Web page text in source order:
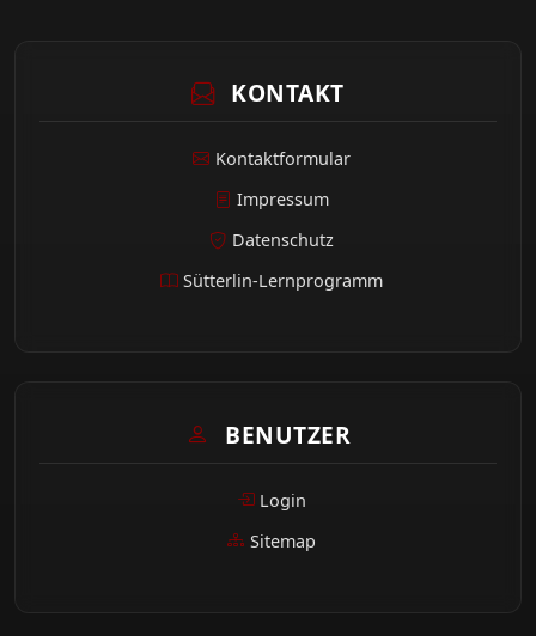
KONTAKT
Kontaktformular
Impressum
Datenschutz
Sütterlin-Lernprogramm
BENUTZER
Login
Sitemap